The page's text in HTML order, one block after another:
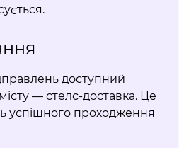
доступний
— стелс-доставка. Це
успішного проходження